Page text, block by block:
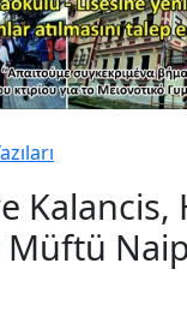
Kalancis,